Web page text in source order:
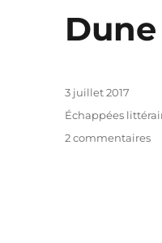
Publié
le
3 juillet 2017
Catégories
Échappées
2 commentairessur